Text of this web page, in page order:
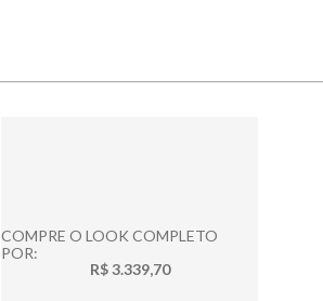
COMPRE O LOOK COMPLETO
POR:
R$ 3.339,70